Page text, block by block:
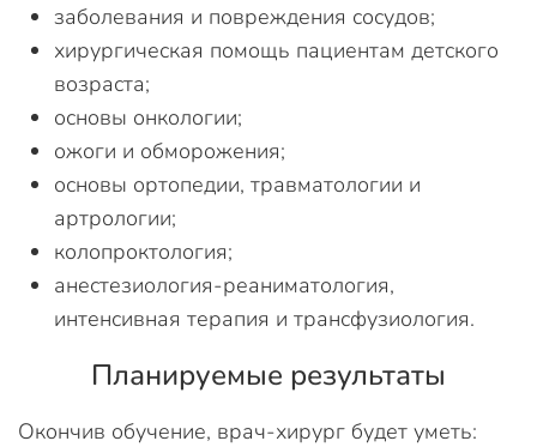
заболевания и повреждения сосудов;
хирургическая помощь пациентам детского
возраста;
основы онкологии;
ожоги и обморожения;
основы ортопедии, травматологии и
артрологии;
колопроктология;
анестезиология-реаниматология,
интенсивная терапия и трансфузиология.
Планируемые результаты
Окончив обучение, врач-хирург будет уметь: